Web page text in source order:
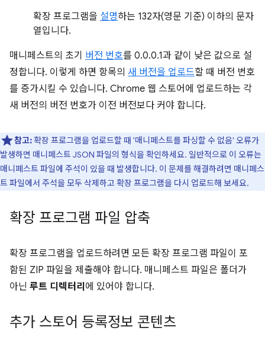
확장 프로그램을 설명하는 132자(영문 기준) 이하의 문자
열입니다.
매니페스트의 초기 버전 번호를 0.0.0.1과 같이 낮은 값으로 설
정합니다. 이렇게 하면 항목의 새 버전을 업로드할 때 버전 번호
를 증가시킬 수 있습니다. Chrome 웹 스토어에 업로드하는 각
새 버전의 버전 번호가 이전 버전보다 커야 합니다.
참고:확장 프로그램을 업로드할 때 '매니페스트를 파싱할 수 없음' 오류가
발생하면 매니페스트 JSON 파일의 형식을 확인하세요. 일반적으로 이 오류는
매니페스트 파일에 주석이 있을 때 발생합니다. 이 문제를 해결하려면 매니페스
트 파일에서 주석을 모두 삭제하고 확장 프로그램을 다시 업로드해 보세요.
확장 프로그램 파일 압축
확장 프로그램을 업로드하려면 모든 확장 프로그램 파일이 포
함된 ZIP 파일을 제출해야 합니다. 매니페스트 파일은 폴더가
아닌 루트 디렉터리 에 있어야 합니다.
추가 스토어 등록정보 콘텐츠